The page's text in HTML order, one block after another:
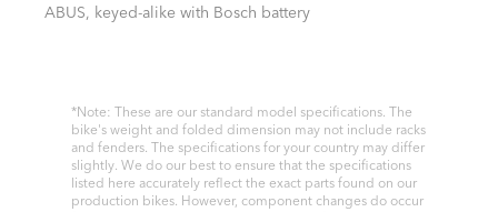
ABUS, keyed-alike with Bosch battery
*Note: These are our standard model specifications. The
bike's weight and folded dimension may not include racks
and fenders. The specifications for your country may differ
slightly. We do our best to ensure that the specifications
listed here accurately reflect the exact parts found on our
production bikes. However, component changes do occur